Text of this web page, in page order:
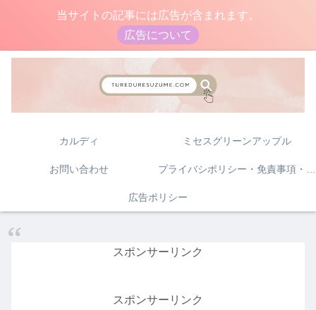
当サイトの記事には広告が含まれます。
広告について
カルディ ミセスグリーンアップル
お問い合わせ
広告ポリシー
スポンサーリンク
スポンサーリンク